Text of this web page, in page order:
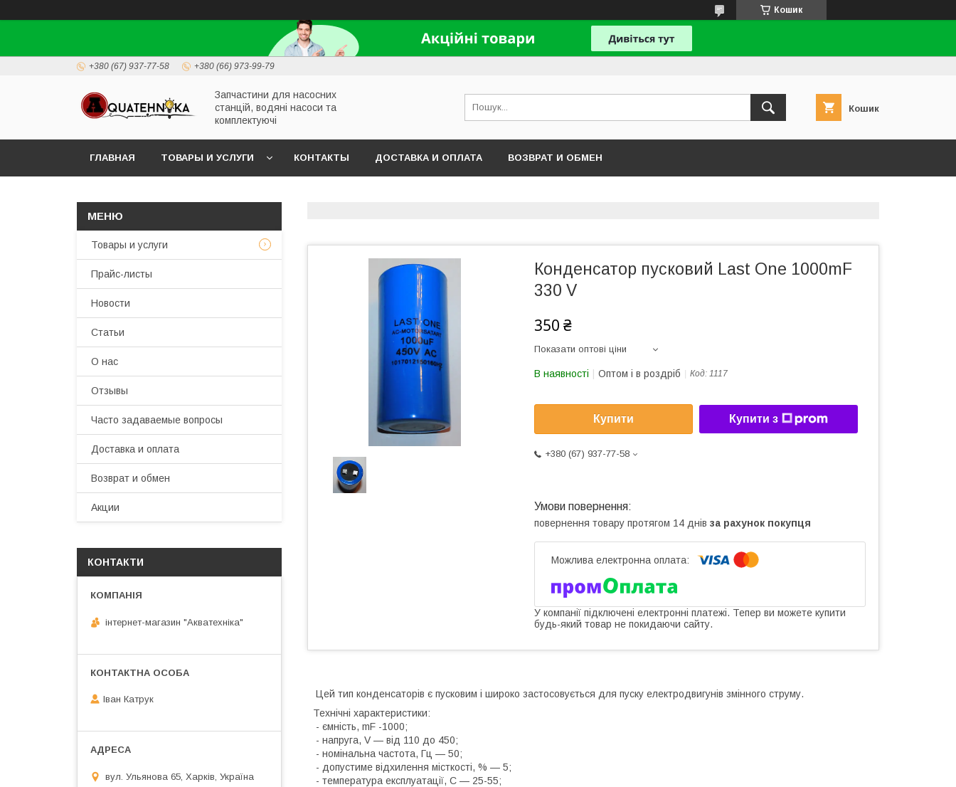
Кошик
+380 (67) 937-77-58 +380 (66) 973-99-79
Запчастини для насосних
станцій, водяні насоси та
комплектуючі
Кошик
ГЛАВНАЯ ТОВАРЫ И УСЛУГИ КОНТАКТЫ ДОСТАВКА И ОПЛАТА ВОЗВРАТ И ОБМЕН
Конденсатор пусковий Last One 1000mF
330 V
350 ₴
Показати оптові ціни
В наявності Оптом і в роздріб Код: 1117
Купити Купити з
+380 (67) 937-77-58
повернення товару протягом 14 днів за рахунок покупця
У компанії підключені електронні платежі. Тепер ви можете купити
будь-який товар не покидаючи сайту.
Цей тип конденсаторів є пусковим і широко застосовується для пуску електродвигунів змінного струму.
Технічні характеристики:
- ємність, mF -1000;
- напруга, V — від 110 до 450;
- номінальна частота, Гц — 50;
- допустиме відхилення місткості, % — 5;
- температура експлуатації, С — 25-55;
Товары и услуги
Прайс-листы
Новости
Статьи
О нас
Отзывы
Часто задаваемые вопросы
Доставка и оплата
Возврат и обмен
Акции
КОНТАКТИ
інтернет-магазин "Акватехніка"
Іван Катрук
вул. Ульянова 65, Харків, Україна